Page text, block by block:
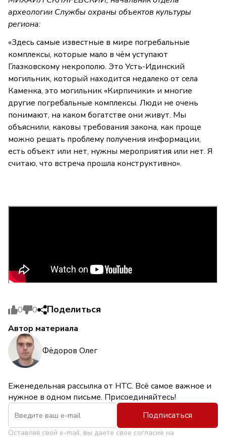
археологии Службы охраны объектов культуры
региона:
«Здесь самые известные в мире погребальные
комплексы, которые мало в чём уступают
Глазковскому некрополю. Это Усть-Идинский
могильник, который находится недалеко от села
Каменка, это могильник «Кирпичики» и многие
другие погребальные комплексы. Люди не очень
понимают, на каком богатстве они живут. Мы
объяснили, каковы требования закона, как проще
можно решать проблему получения информации,
есть объект или нет, нужны мероприятия или нет. Я
считаю, что встреча прошла конструктивно».
0 0 Поделиться
Автор материала
Фёдоров Олег
Еженедельная рассылка от НТС. Всё самое важное и
нужное в одном письме. Присоединяйтесь!
Подписаться
Оставляя свой e-mail, вы даете свое согласие на